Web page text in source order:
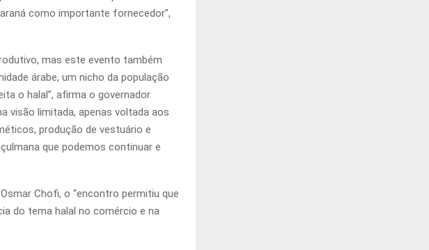
como importante fornecedor”,
mas este evento também
árabe, um nicho da população
o halal”, afirma o governador
visão limitada, apenas voltada aos
produção de vestuário e
que podemos continuar e
Chofi, o “encontro permitiu que
do tema halal no comércio e na